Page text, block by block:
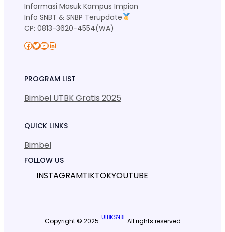
Informasi Masuk Kampus Impian
Info SNBT & SNBP Terupdate
CP: 0813-3620-4554(WA)
Facebook Twitter YouTube LinkedIn
PROGRAM LIST
Bimbel UTBK Gratis 2025
QUICK LINKS
Bimbel
FOLLOW US
INSTAGRAMTIKTOKYOUTUBE
Copyright © 2025 ·UTBK SNBT· All rights reserved